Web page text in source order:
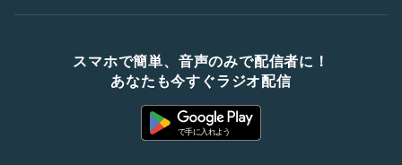
スマホで簡単、音声のみで配信者に！
あなたも今すぐラジオ配信